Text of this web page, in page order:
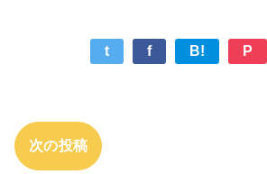
t f B! P
次の投稿